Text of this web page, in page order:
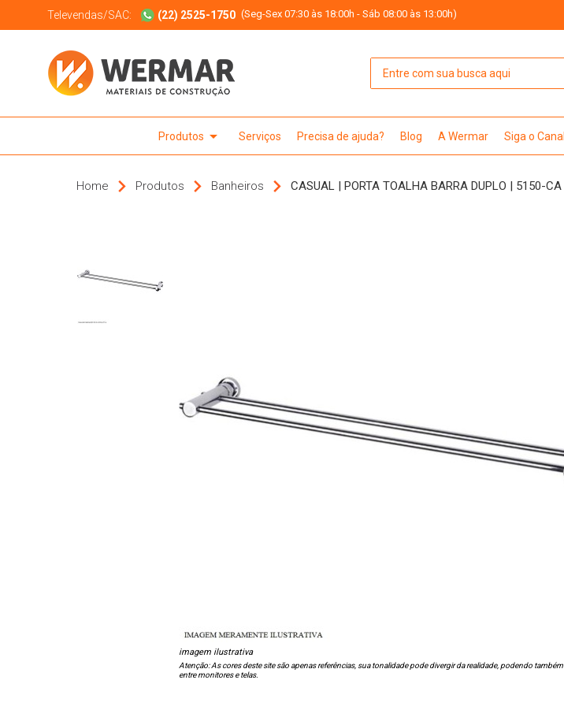
Televendas/SAC: (22) 2525-1750 (Seg-Sex 07:30 às 18:00h - Sáb 08:00 às 13:00h)
Produtos arrow_drop_down Serviços Precisa de ajuda? Blog A Wermar Siga o
Home Produtos Banheiros CASUAL | PORTA TOALHA BARRA DUPLO | 5150-
imagem ilustrativa
Atenção: As cores deste site são apenas referências, sua tonalidade pode divergir da realidade, podendo
entre monitores e telas.